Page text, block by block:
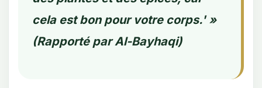
cela est bon pour votre corps.' »
(Rapporté par Al-Bayhaqi)